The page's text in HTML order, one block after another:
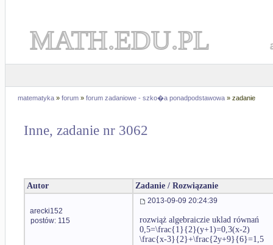
MATH.EDU.PL
matematyka » forum » forum zadaniowe - szko�a ponadpodstawowa » zadanie
Inne, zadanie nr 3062
Autor Zadanie / Rozwiązanie
arecki152
postów: 115
2013-09-09 20:24:39
rozwiąż algebraiczie uklad równań
0,5=\frac{1}{2}(y+1)=0,3(x-2)
\frac{x-3}{2}+\frac{2y+9}{6}=1,5